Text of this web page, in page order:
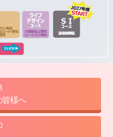
皆様へ